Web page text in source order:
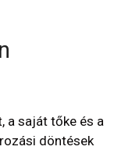
a saját tőke és a
döntések